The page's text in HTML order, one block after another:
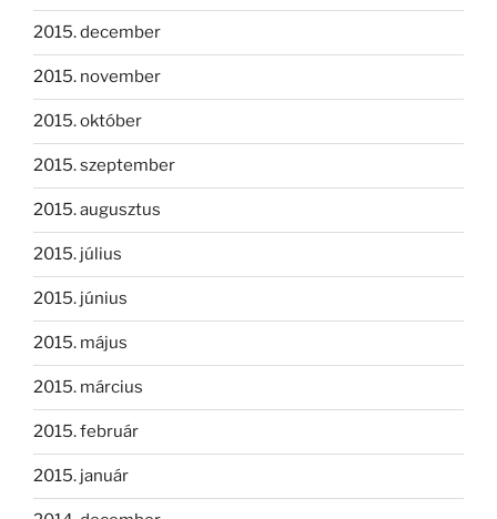
2015. december
2015. november
2015. október
2015. szeptember
2015. augusztus
2015. július
2015. június
2015. május
2015. március
2015. február
2015. január